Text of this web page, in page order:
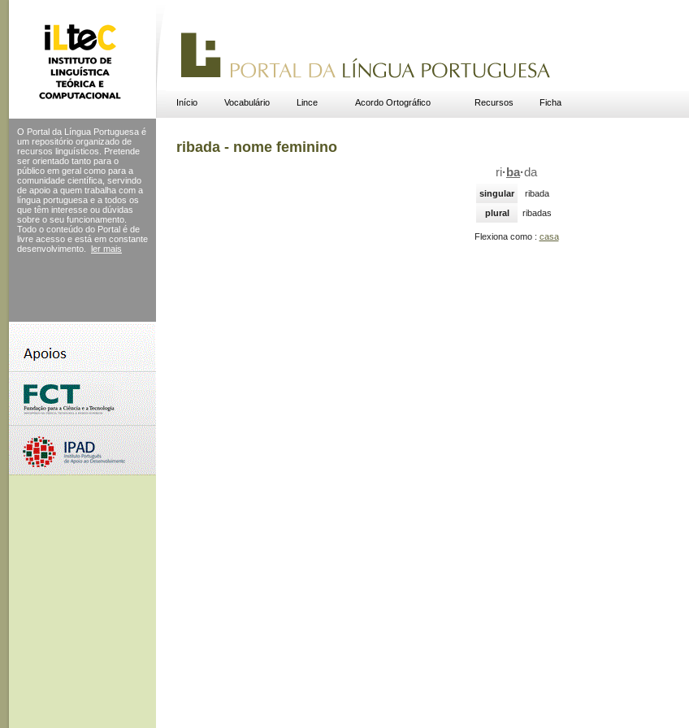
Início Vocabulário Lince Acordo Ortográfico Recursos Ficha
O Portal da Língua Portuguesa é
um repositório organizado de
recursos linguísticos. Pretende
ser orientado tanto para o
público em geral como para a
comunidade científica, servindo
de apoio a quem trabalha com a
língua portuguesa e a todos os
que têm interesse ou dúvidas
sobre o seu funcionamento.
Todo o conteúdo do Portal é de
livre acesso e está em constante
desenvolvimento.
ler mais
ribada - nome feminino
ri· ba·da
singular
ribada
plural
ribadas
Flexiona como : casa